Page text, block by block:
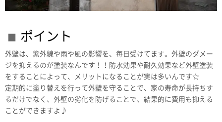
ポイント
外壁は、紫外線や雨や風の影響を、毎日受けてます。外壁のダメー
ジを抑えるのが塗装なんです！！防水効果や耐久効果など外壁塗装
をすることによって、メリットになることが実は多いんです☆
定期的に塗り替えを行って外壁を守ることで、家の寿命が長持ちす
るだけでなく、外壁の劣化を防げることで、結果的に費用も抑える
ことができますよ♪